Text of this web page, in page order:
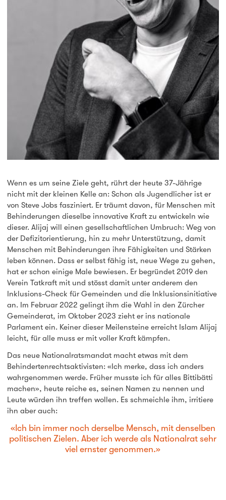
Wenn es um seine Ziele geht, rührt der heute 37-Jährige
nicht mit der kleinen Kelle an: Schon als Jugendlicher ist er
von Steve Jobs fasziniert. Er träumt davon, für Menschen mit
Behinderungen dieselbe innovative Kraft zu entwickeln wie
dieser. Alijaj will einen gesellschaftlichen Umbruch: Weg von
der Defizitorientierung, hin zu mehr Unterstützung, damit
Menschen mit Behinderungen ihre Fähigkeiten und Stärken
leben können. Dass er selbst fähig ist, neue Wege zu gehen,
hat er schon einige Male bewiesen. Er begründet 2019 den
Verein Tatkraft mit und stösst damit unter anderem den
Inklusions-Check für Gemeinden und die Inklusionsinitiative
an. Im Februar 2022 gelingt ihm die Wahl in den Zürcher
Gemeinderat, im Oktober 2023 zieht er ins nationale
Parlament ein. Keiner dieser Meilensteine erreicht Islam Alijaj
leicht, für alle muss er mit voller Kraft kämpfen.
Das neue Nationalratsmandat macht etwas mit dem
Behindertenrechtsaktivisten: «Ich merke, dass ich anders
wahrgenommen werde. Früher musste ich für alles Bittibätti
machen», heute reiche es, seinen Namen zu nennen und
Leute würden ihn treffen wollen. Es schmeichle ihm, irritiere
ihn aber auch:
Ich bin immer noch derselbe Mensch, mit denselben
politischen Zielen. Aber ich werde als Nationalrat sehr
viel ernster genommen.